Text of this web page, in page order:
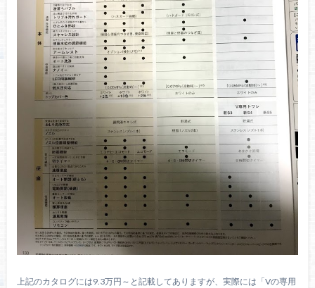
上記のカタログには9.3万円～と記載してありますが、実際には「Vの専用